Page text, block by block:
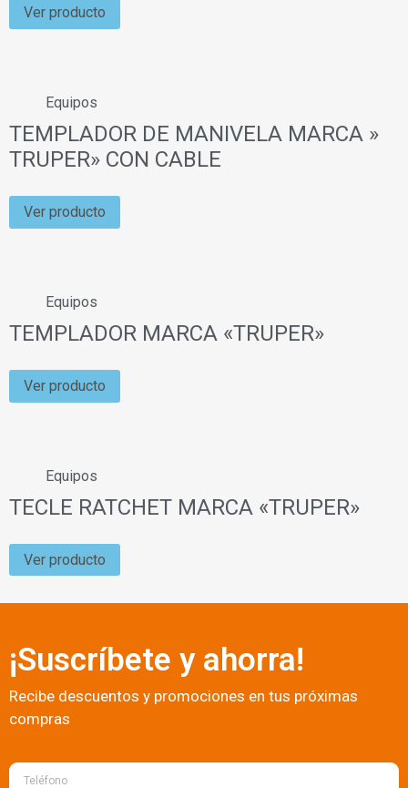
Ver producto
Equipos
TEMPLADOR DE MANIVELA MARCA »
TRUPER» CON CABLE
Ver producto
Equipos
TEMPLADOR MARCA «TRUPER»
Ver producto
Equipos
TECLE RATCHET MARCA «TRUPER»
Ver producto
¡Suscríbete y ahorra!
Recibe descuentos y promociones en tus próximas
compras